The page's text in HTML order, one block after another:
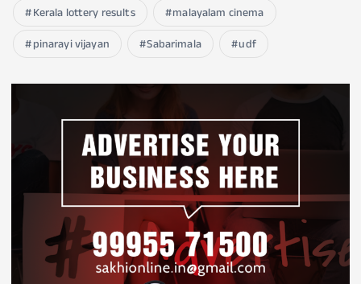
Kerala lottery results
malayalam cinema
pinarayi vijayan
Sabarimala udf